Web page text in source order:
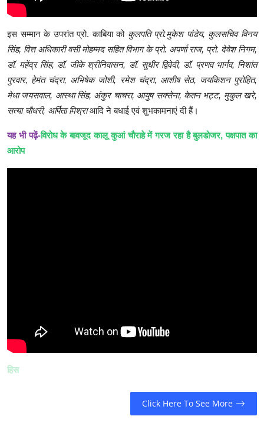
इस सम्मान के उपरांत प्रो. काबिया को कुलपति प्रो.मुकेश पांडेय, कुलसचिव विनय
सिंह, वित्त अधिकारी वसी मोहम्मद सहित विभाग के प्रो. अपर्णा राज, प्रो. देवेश निगम,
डॉ. महेंद्र सिंह, डॉ. जीके श्रीनिवासन, डॉ. सुधीर द्विवेदी, डॉ. प्रणव भार्गव, निशांत
पुरवार, हेमंत चंद्रा, अभिषेक जोशी, रमेश चंद्रा, आशीष सेठ, जयकिशन पुरोहित,
मेधा जयसवाल, आस्था सिंह, अंकुर चाचरा, आयुष सक्सेना, केतन भट्ट, मुकुल खरे,
सत्या चौधरी, अर्पिता मिश्राआदि ने बधाई एवं शुभकामनाएं दी हैं।
यह भी पढ़ें-विरोध के बावजूद कालू कुआं चौराहे में गरज रहा है बुलडोजर, पक्षपात का
आरोप
हिस
Click Here To See More